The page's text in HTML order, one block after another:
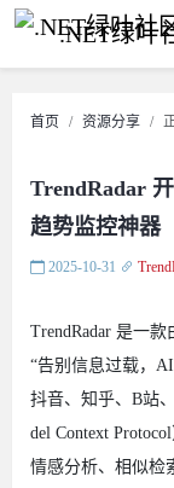
.NET绿叶
首页 资源分享
TrendRadar
趋势监控神器
2025-10-31
TrendRadar 是一
“告别信息过载，
抖音、知乎、B站
del Context
情感分析、相似检